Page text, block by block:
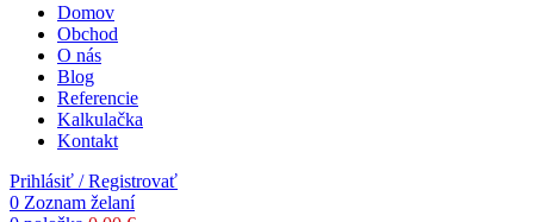
Domov
Obchod
O nás
Blog
Referencie
Kalkulačka
Kontakt
Prihlásiť / Registrovať
0 Zoznam želaní